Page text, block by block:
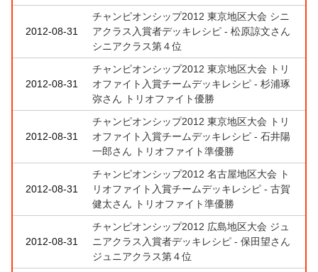
2012-08-31
チャンピオンシップ2012 東京地区大会 シニ
アクラス入賞者デッキレシピ - 松原諒文さん
シニアクラス第４位
2012-08-31
チャンピオンシップ2012 東京地区大会 トリ
オファイト入賞チームデッキレシピ - 杉浦琢
弥さん トリオファイト優勝
2012-08-31
チャンピオンシップ2012 東京地区大会 トリ
オファイト入賞チームデッキレシピ - 石井陽
一郎さん トリオファイト準優勝
2012-08-31
チャンピオンシップ2012 名古屋地区大会 ト
リオファイト入賞チームデッキレシピ - 古賀
健太さん トリオファイト準優勝
2012-08-31
チャンピオンシップ2012 広島地区大会 ジュ
ニアクラス入賞者デッキレシピ - 保田望さん
ジュニアクラス第４位